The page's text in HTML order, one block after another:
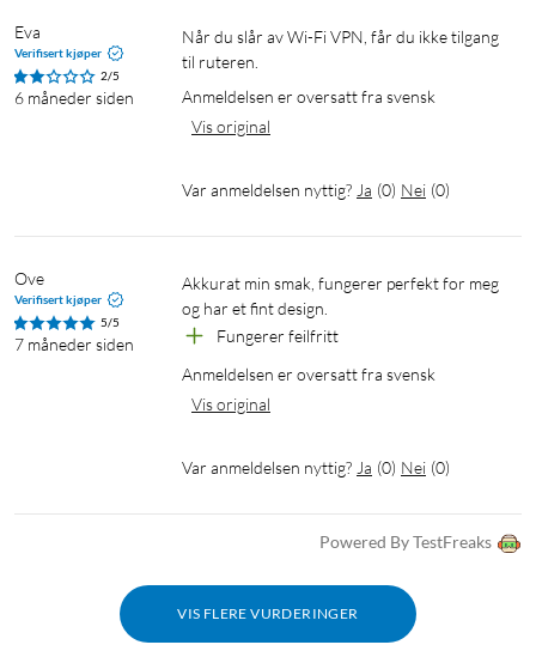
Archer Air E5 er utformet for å bli sett, og integreres med det
moderne hjemmet. Med sin tykkelse på 8 mm bygger den ikke
ut mer enn en stikkontakt. Den er lett å montere og installere
for å få optimert tilgjengelighet og wifi-spredning i hjemmet
ditt. LED-indikatorene er integrert med WPS-knappen og gir
fremhever designen samtidig som det effektivt avleder varme.
Fire integrerte antenner med Beamforming bruker avanserte
leverer et responsivt wifi-signal med høy kvalitet.
Eva
Verifisert kjøper
2/5
6 måneder siden
Når du slår av Wi-Fi VPN, får du ikke tilgang
til ruteren.
Anmeldelsen er oversatt fra svensk
Vis original
Var anmeldelsen nyttig? Ja (0) Nei (0)
Ove
Verifisert kjøper
5/5
7 måneder siden
Akkurat min smak, fungerer perfekt for meg
og har et fint design.
Fungerer feilfritt
Anmeldelsen er oversatt fra svensk
Vis original
Var anmeldelsen nyttig? Ja (0) Nei (0)
Powered By TestFreaks
VIS FLERE VURDERINGER